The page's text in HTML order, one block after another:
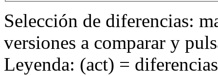
Selección de diferencias:
versiones a comparar y
Leyenda: (act) =